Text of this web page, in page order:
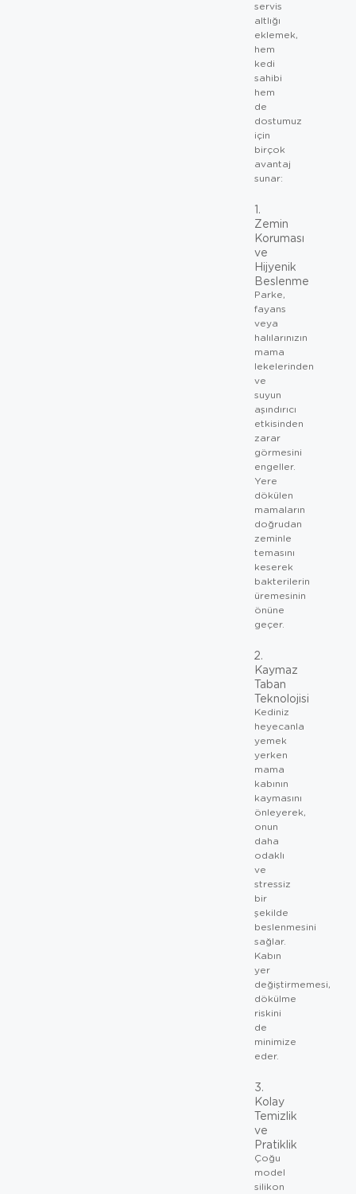
servis
altlığı
eklemek,
hem
kedi
sahibi
hem
de
dostumuz
için
birçok
avantaj
sunar:
1.
Zemin
Koruması
ve
Hijyenik
Beslenme
Parke,
fayans
veya
halılarınızın
mama
lekelerinden
ve
suyun
aşındırıcı
etkisinden
zarar
görmesini
engeller.
Yere
dökülen
mamaların
doğrudan
zeminle
temasını
keserek
bakterilerin
üremesinin
önüne
geçer.
2.
Kaymaz
Taban
Teknolojisi
Kediniz
heyecanla
yemek
yerken
mama
kabının
kaymasını
önleyerek,
onun
daha
odaklı
ve
stressiz
bir
şekilde
beslenmesini
sağlar.
Kabın
yer
değiştirmemesi,
dökülme
riskini
de
minimize
eder.
3.
Kolay
Temizlik
ve
Pratiklik
Çoğu
model
silikon